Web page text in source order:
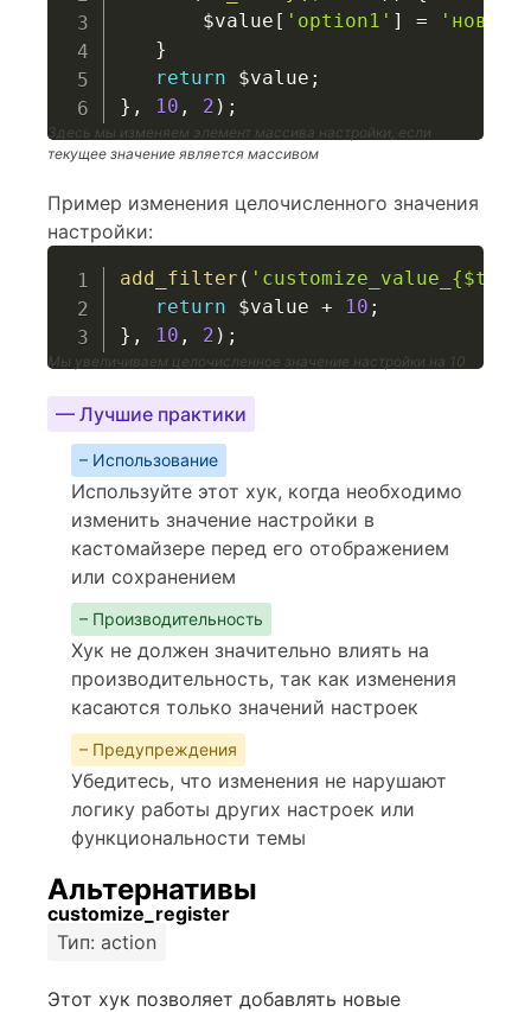
$value [ 'option1' ] =
'новое
}
return
$value ;
} , 10 , 2 ) ;
Здесь мы изменяем элемент массива настройки, если
текущее значение является массивом
Пример изменения целочисленного значения
настройки:
add_filter (
return
$value + 10 ;
} , 10 , 2 ) ;
Мы увеличиваем целочисленное значение настройки на 10
— Лучшие практики
– Использование
Используйте этот хук, когда необходимо
изменить значение настройки в
кастомайзере перед его отображением
или сохранением
– Производительность
Хук не должен значительно влиять на
производительность, так как изменения
касаются только значений настроек
– Предупреждения
Убедитесь, что изменения не нарушают
логику работы других настроек или
функциональности темы
Альтернативы
customize_register
Тип: action
Этот хук позволяет добавлять новые